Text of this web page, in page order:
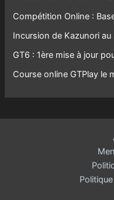
Compétition Online :
Incursion de Kazunori
GT6 : 1ère mise à jour
Course online GTPlay le